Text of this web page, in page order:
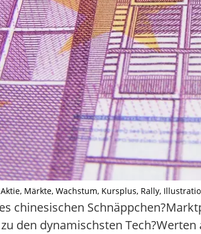
Märkte, Wachstum, Kursplus, Rally,
chinesischen
den dynamischsten